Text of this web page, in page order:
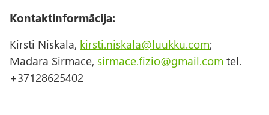
Kontaktinformācija:
Kirsti Niskala, kirsti.niskala@luukku.com;
Madara Sirmace, sirmace.fizio@gmail.com tel.
+37128625402